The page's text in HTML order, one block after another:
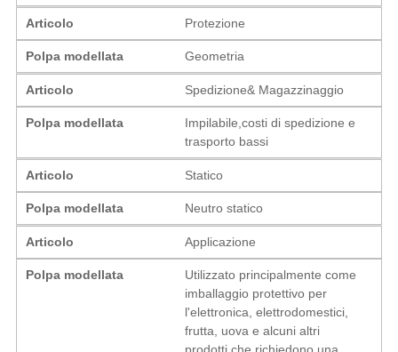
Articolo Protezione
Polpa modellata Geometria
Articolo Spedizione& Magazzinaggio
Polpa modellata
Impilabile,costi di spedizione e
trasporto bassi
Articolo Statico
Polpa modellata Neutro statico
Articolo Applicazione
Polpa modellata
Utilizzato principalmente come
imballaggio protettivo per
l'elettronica, elettrodomestici,
frutta, uova e alcuni altri
prodotti che richiedono una